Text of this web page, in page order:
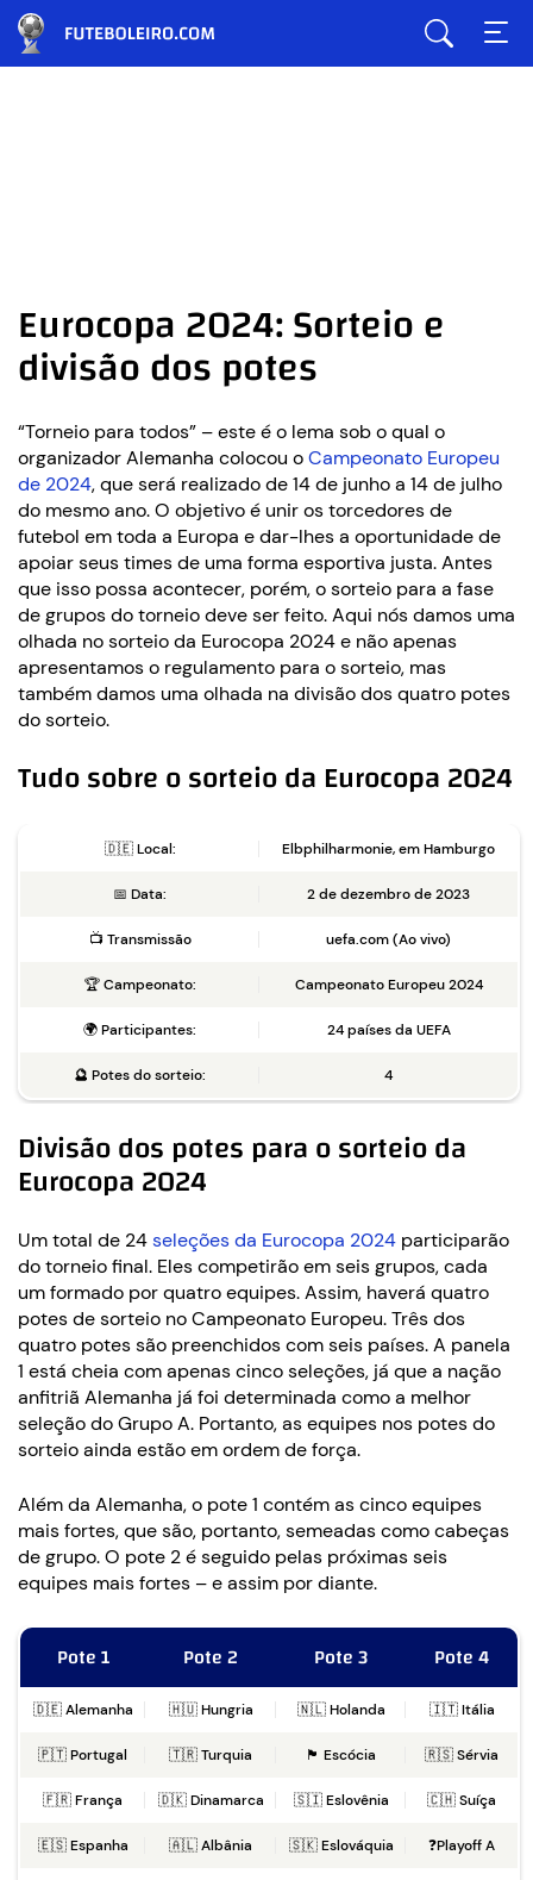
Eurocopa 2024: Sorteio e
divisão dos potes
“Torneio para todos” – este é o lema sob o qual o
organizador Alemanha colocou oCampeonato Europeu
de 2024, que será realizado de 14 de junho a 14 de julho
do mesmo ano. O objetivo é unir os torcedores de
futebol em toda a Europa e dar-lhes a oportunidade de
apoiar seus times de uma forma esportiva justa. Antes
que isso possa acontecer, porém, o sorteio para a fase
de grupos do torneio deve ser feito. Aqui nós damos uma
olhada no sorteio da Eurocopa 2024 e não apenas
apresentamos o regulamento para o sorteio, mas
também damos uma olhada na divisão dos quatro potes
do sorteio.
Tudo sobre o sorteio da Eurocopa 2024
🇩🇪 Local: Elbphilharmonie, em Hamburgo
📅 Data: 2 de dezembro de 2023
📺 Transmissão uefa.com (Ao vivo)
🏆 Campeonato: Campeonato Europeu 2024
🌍 Participantes: 24 países da UEFA
🔮 Potes do sorteio: 4
Divisão dos potes para o sorteio da
Eurocopa 2024
Um total de 24seleções da Eurocopa 2024 participarão
do torneio final. Eles competirão em seis grupos, cada
um formado por quatro equipes. Assim, haverá quatro
potes de sorteio no Campeonato Europeu. Três dos
quatro potes são preenchidos com seis países. A panela
1 está cheia com apenas cinco seleções, já que a nação
anfitriã Alemanha já foi determinada como a melhor
seleção do Grupo A. Portanto, as equipes nos potes do
sorteio ainda estão em ordem de força.
Além da Alemanha, o pote 1 contém as cinco equipes
mais fortes, que são, portanto, semeadas como cabeças
de grupo. O pote 2 é seguido pelas próximas seis
equipes mais fortes – e assim por diante.
Pote 1 Pote 2 Pote 3 Pote 4
🇩🇪 Alemanha 🇭🇺 Hungria 🇳🇱 Holanda 🇮🇹 Itália
🇵🇹 Portugal 🇹🇷 Turquia 🏴󠁧󠁢󠁳󠁣󠁴󠁿 Escócia 🇷🇸 Sérvia
🇫🇷 França 🇩🇰 Dinamarca 🇸🇮 Eslovênia 🇨🇭 Suíça
🇪🇸 Espanha 🇦🇱 Albânia 🇸🇰 Eslováquia ❓Playoff A